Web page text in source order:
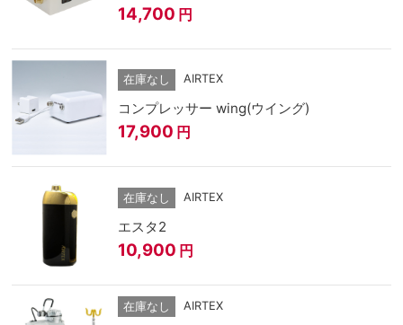
14,700 円
在庫なし AIRTEX
コンプレッサー wing(ウイング)
17,900 円
在庫なし AIRTEX
エスタ2
10,900 円
在庫なし AIRTEX